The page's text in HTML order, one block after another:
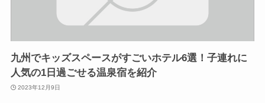
九州でキッズスペースがすごいホテル6選！子連れに
人気の1日過ごせる温泉宿を紹介
2023年12月9日